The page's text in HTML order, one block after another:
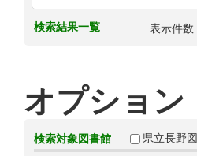
検索結果一覧 表示件数
オプション
検索対象図書館 県立長野図